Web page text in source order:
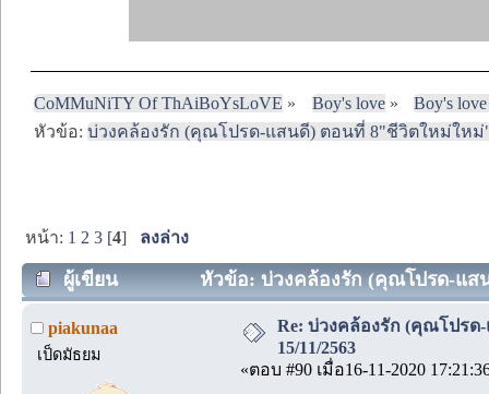
CoMMuNiTY Of ThAiBoYsLoVE » Boy's love»
Boy's
หัวข้อ:บ่วงคล้องรัก (คุณโปรด-แสนดี) ตอนที่ 8"ชีวิตใหม่ใหม่"
หน้า: 1 2 3 [4] ลงล่าง
ผู้เขียน หัวข้อ: บ่วงคล้องรัก (คุณโปรด-แส
piakunaa
เป็ดมัธยม
Re: บ่วงคล้องรัก (คุณโปร
15/11/2563
«ตอบ #90 เมื่อ16-11-2020